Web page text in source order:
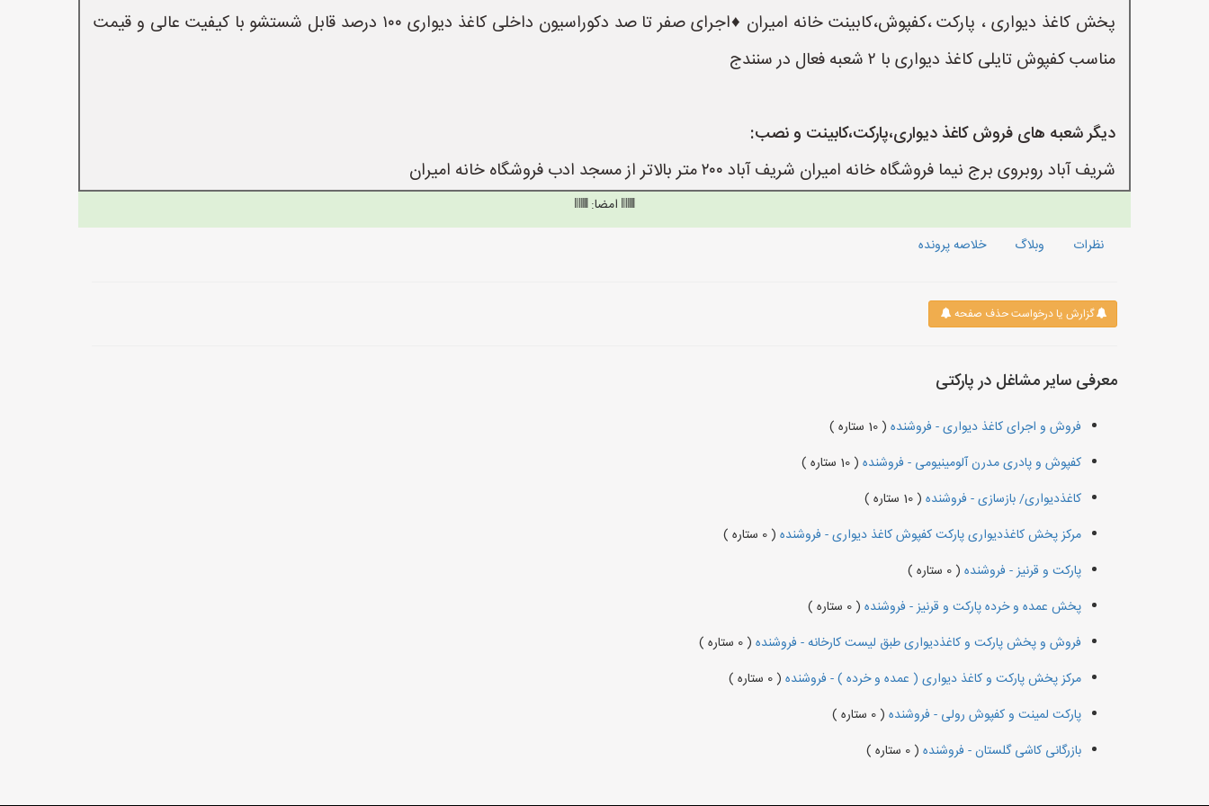
پخش کاغذ دیواری ، پارکت ،کفپوش،کابینت خانه امیران ♦️اجرای صفر تا صد دکوراسیون داخلی کاغذ دیواری ۱۰۰ درصد قابل شستشو با کیفیت عالی و قیمت
مناسب کفپوش تایلی کاغذ دیواری با ۲ شعبه فعال در سنندج
دیگر شعبه های فروش کاغذ دیواری،پارکت،کابینت و نصب:
شریف آباد روبروی برج نیما فروشگاه خانه امیران شریف آباد ۲۰۰ متر بالاتر از مسجد ادب فروشگاه خانه امیران
امضا:
نظرات
وبلاگ خلاصه پرونده
گزارش یا درخواست حذف صفحه
معرفی سایر مشاغل در پارکتی
فروش و اجرای کاغذ دیواری - فروشنده ( 10 ستاره )
کفپوش و پادری مدرن آلومینیومی - فروشنده ( 10 ستاره )
کاغذدیواری/ بازسازی - فروشنده ( 10 ستاره )
مرکز پخش کاغذدیواری پارکت کفپوش کاغذ دیواری - فروشنده ( 0 ستاره )
پارکت و قرنیز - فروشنده ( 0 ستاره )
پخش عمده و خرده پارکت و قرنیز - فروشنده ( 0 ستاره )
فروش و پخش پارکت و کاغذدیواری طبق لیست کارخانه - فروشنده ( 0 ستاره )
مرکز پخش پارکت و کاغذ دیواری ( عمده و خرده ) - فروشنده ( 0 ستاره )
پارکت لمینت و کفپوش رولی - فروشنده ( 0 ستاره )
بازرگانی کاشی گلستان - فروشنده ( 0 ستاره )